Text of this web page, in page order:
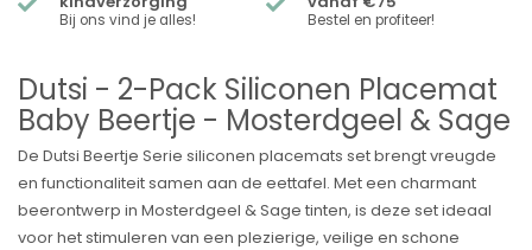
Bij ons vind je alles! Bestel en profiteer!
Dutsi - 2-Pack Siliconen Placemat
Baby Beertje - Mosterdgeel & Sage
De Dutsi Beertje Serie siliconen placemats set brengt vreugde
en functionaliteit samen aan de eettafel. Met een charmant
beerontwerp in Mosterdgeel & Sage tinten, is deze set ideaal
voor het stimuleren van een plezierige, veilige en schone